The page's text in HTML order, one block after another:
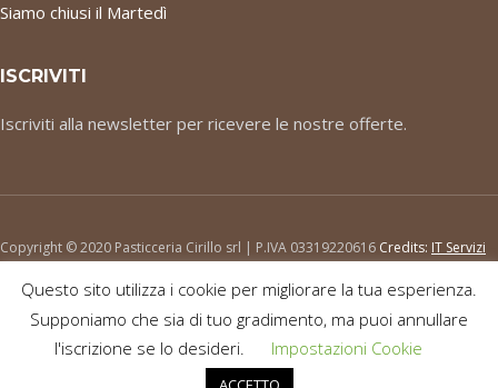
Siamo chiusi il Martedì
ISCRIVITI
Iscriviti alla newsletter per ricevere le nostre offerte.
Copyright © 2020 Pasticceria Cirillo srl | P.IVA 03319220616 Credits: IT Servizi
Questo sito utilizza i cookie per migliorare la tua esperienza.
Supponiamo che sia di tuo gradimento, ma puoi annullare
l'iscrizione se lo desideri.
Impostazioni Cookie